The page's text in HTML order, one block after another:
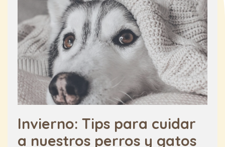
Invierno: Tips para cuidar
a nuestros perros y gatos